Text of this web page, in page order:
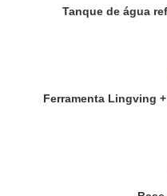
Tanque de água
Ferramenta Lingving